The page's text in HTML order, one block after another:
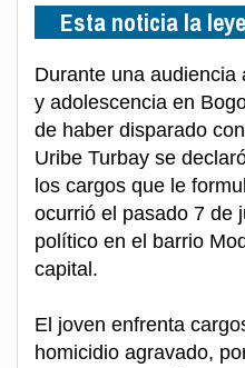
Esta noticia la
Durante una
y adolescencia en
de haber disparado
Uribe Turbay se
los cargos que le
ocurrió el pasado 7 de
político en el barrio
capital.
El joven enfrenta
homicidio agravado,